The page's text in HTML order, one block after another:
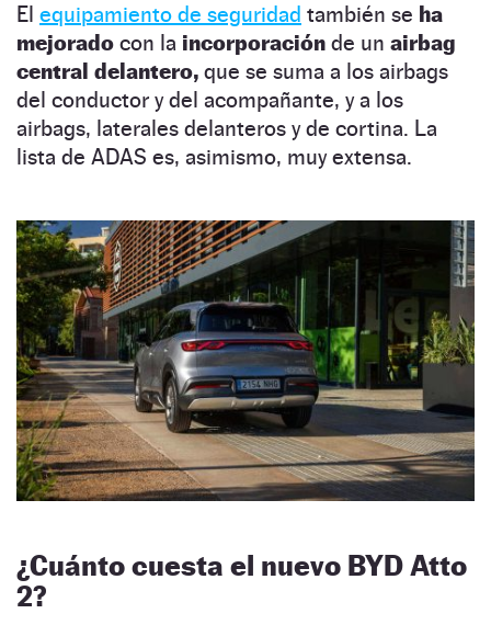
El equipamiento de seguridad también se ha
mejorado con la incorporación de un airbag
central delantero, que se suma a los airbags
del conductor y del acompañante, y a los
airbags, laterales delanteros y de cortina. La
lista de ADAS es, asimismo, muy extensa.
¿Cuánto cuesta el nuevo BYD Atto
2?